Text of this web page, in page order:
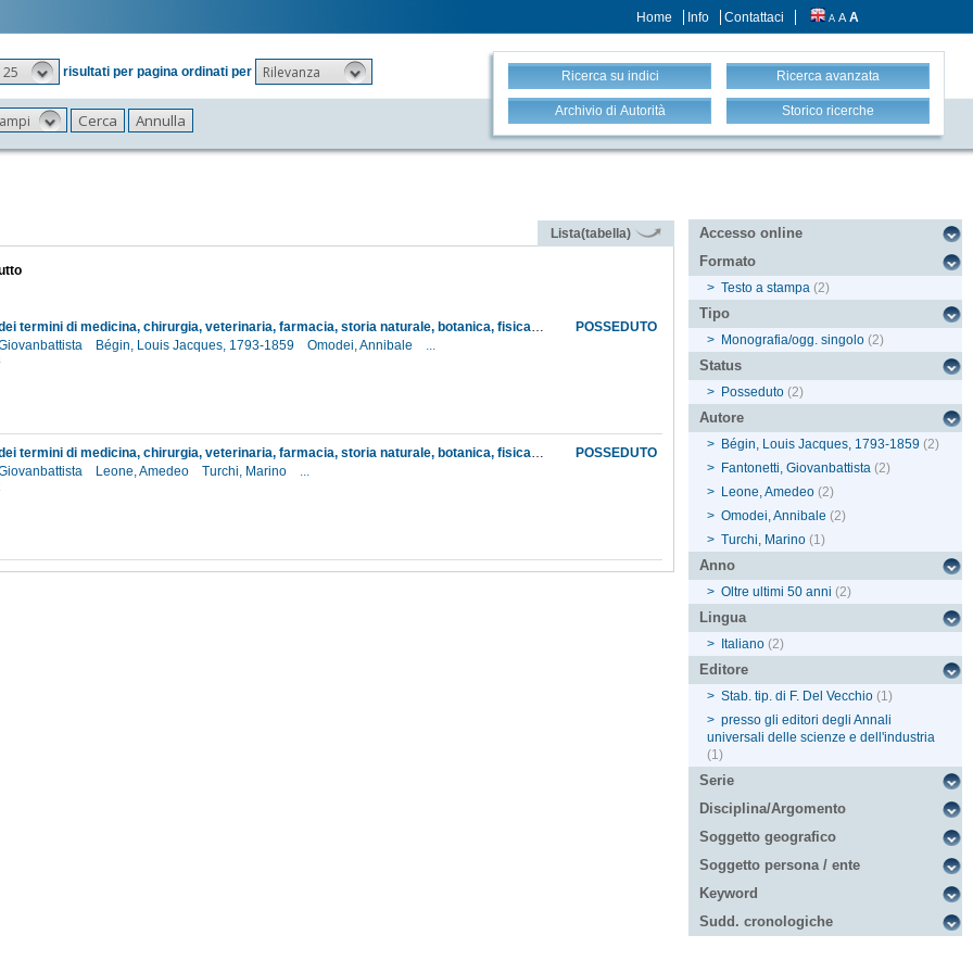
Home Info Contattaci A A A
25 risultati per pagina ordinati per Rilevanza Ricerca su indici Ricerca avanzata
Archivio di Autorità Storico ricerche
Lista(tabella)
POSSEDUTO
Dizionario dei termini di medicina, chirurgia, veterinaria, farmacia, storia naturale, botanica, fisica, chimica, ec.
Bégin, Louis Jacques, 1793-1859 Omodei, Annibale
...
POSSEDUTO
Dizionario dei termini di medicina, chirurgia, veterinaria, farmacia, storia naturale, botanica, fisica, chimica, ecc.
Leone, Amedeo Turchi, Marino
...
Accesso online
Formato
> Testo a stampa (2)
Tipo
> Monografia/ogg. singolo (2)
Status
> Posseduto (2)
Autore
> Bégin, Louis Jacques, 1793-1859 (2)
> Fantonetti, Giovanbattista (2)
> Leone, Amedeo (2)
> Omodei, Annibale (2)
> Turchi, Marino (1)
Anno
> Oltre ultimi 50 anni (2)
Lingua
> Italiano (2)
Editore
> Stab. tip. di F. Del Vecchio (1)
> presso gli editori degli Annali
universali delle scienze e dell'industria
(1)
Serie
Disciplina/Argomento
Soggetto geografico
Soggetto persona / ente
Keyword
Sudd. cronologiche